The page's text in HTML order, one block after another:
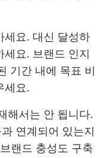
세요. 대신 달성하
세요. 브랜드 인지
기간 내에 목표 비
세요.
해서는 안 됩니다.
연계되어 있는지
랜드 충성도 구축